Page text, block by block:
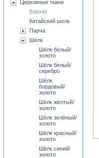
Церковные ткани
Бархат
Китайский шелк
Парча
Шелк
Шёлк белый/
золото
Шёлк белый/
серебро
Шёлк
бордовый/
золото
Шёлк жёлтый/
золото
Шёлк зелёный/
золото
Шёлк красный/
золото
Шёлк синий/
золото